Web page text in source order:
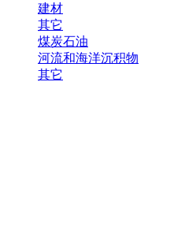
建材
其它
煤炭石油
河流和海洋沉积物
其它